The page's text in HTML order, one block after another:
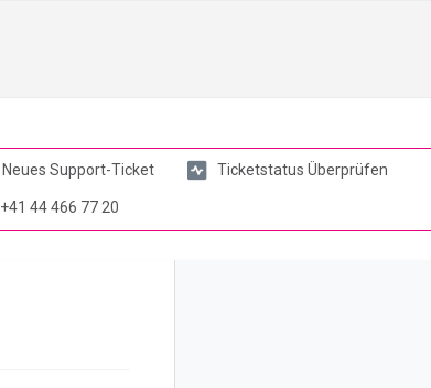
Neues Support-Ticket Ticketstatus Überprüfen
+41 44 466 77 20